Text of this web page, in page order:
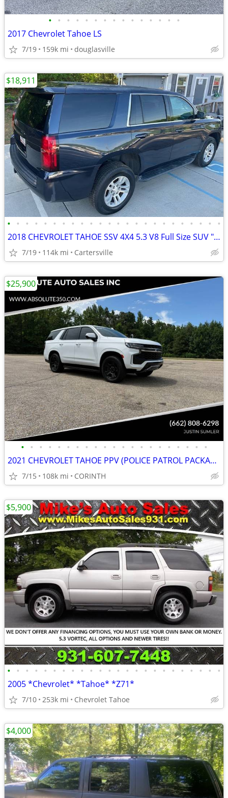
• • • • • • • • • • • • • • •
2017 Chevrolet Tahoe LS
7/19 159k mi douglasville
• • • • • • • • • • • • • • • • • • • • • • • •
2018 CHEVROLET TAHOE SSV 4X4 5.3 V8 Full Size SUV "NEW Michelin TIRES"
7/19 114k mi Cartersville
$18,911
• • • • • • • • • • • • • • • • • • • • •
2021 CHEVROLET TAHOE PPV (POLICE PATROL PACKAGE) 4X4 - ABSOLUTE
7/15 108k mi CORINTH
$25,900
• • • • • • • • • • • • • • • • • • • • • • • •
2005 *Chevrolet* *Tahoe* *Z71*
7/10 253k mi Chevrolet Tahoe
$5,900
$4,000